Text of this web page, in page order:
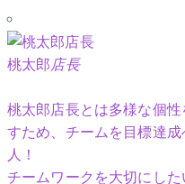
桃太郎店長
桃太郎店長とは多様な個
すため、チームを目標達
人！
チームワークを大切にし